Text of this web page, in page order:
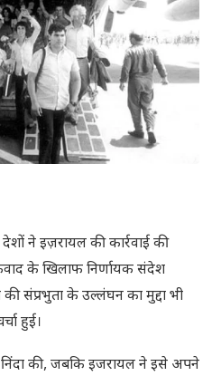
ने इज़रायल की कार्रवाई की
के खिलाफ निर्णायक संदेश
संप्रभुता के उल्लंघन का मुद्दा भी
हुई।
निंदा की, जबकि इजरायल ने इसे अपने